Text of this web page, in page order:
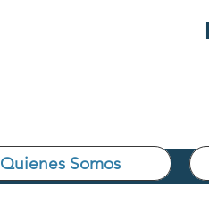
Quienes Somos